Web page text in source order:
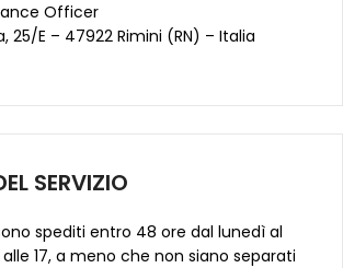
Officer
25/E – 47922 Rimini (RN) – Italia
SERVIZIO
spediti entro 48 ore dal lunedì al
17, a meno che non siano separati